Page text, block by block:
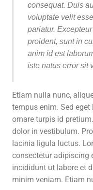
consequat. Duis
voluptate velit
pariatur.
proident, sunt in
anim id est
iste natus error sit
Etiam nulla nunc,
tempus enim. Sed
ornare turpis id
dolor in vestibulum.
lacinia ligula luctus.
consectetur adipiscing
incididunt ut labore et
minim veniam. Etiam